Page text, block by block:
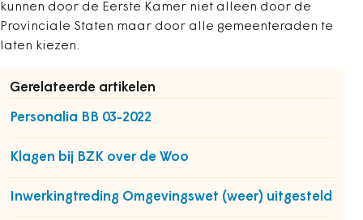
kunnen door de Eerste Kamer niet alleen door de
Provinciale Staten maar door alle gemeenteraden te
laten kiezen.
Gerelateerde artikelen
Personalia BB 03-2022
Klagen bij BZK over de Woo
Inwerkingtreding Omgevingswet (weer) uitgesteld